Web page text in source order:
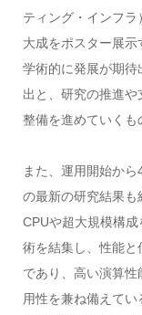
ティング・インフ
大成をポスター展示
学術的に発展が期
出と、研究の推進
整備を進めていくも
また、運用開始から
の最新の研究結果
CPUや超大規模構
術を結集し、性能
であり、高い演算
用性を兼ね備えて